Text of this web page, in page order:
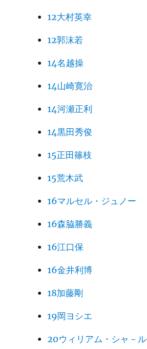
12大村英幸
12郭沫若
14名越操
14山崎寛治
14河瀬正利
14黒田秀俊
15正田篠枝
15荒木武
16マルセル・ジュノー
16森脇勝義
16江口保
16金井利博
18加藤剛
19岡ヨシエ
20ウィリアム・シャ－ル